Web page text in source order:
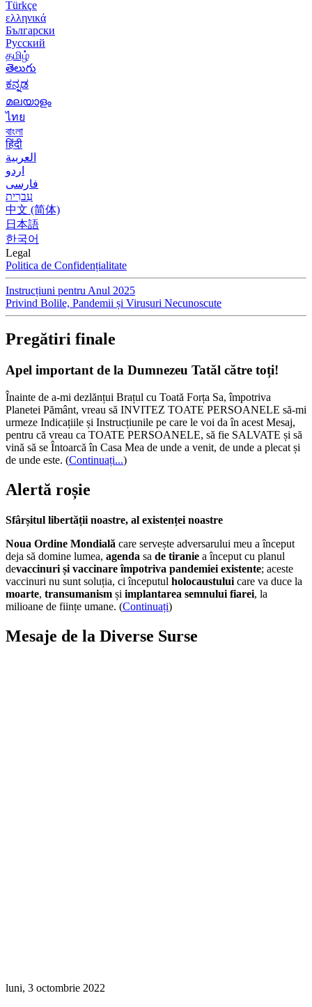
Türkçe
ελληνικά
Български
Русский
தமிழ்
తెలుగు
ಕನ್ನಡ
മലയാളം
ไทย
বাংলা
हिंदी
العربية
اردو
فارسی
עִברִית
中文 (简体)
日本語
한국어
Legal
Politica de Confidențialitate
Instrucțiuni pentru Anul 2025
Privind Bolile, Pandemii și Virusuri Necunoscute
Pregătiri finale
Apel important de la Dumnezeu Tatăl către toți!
Înainte de a-mi dezlănțui Brațul cu Toată Forța Sa, împotriva
Planetei Pământ, vreau să INVITEZ TOATE PERSOANELE să-mi
urmeze Indicațiile și Instrucțiunile pe care le voi da în acest Mesaj,
pentru că vreau ca TOATE PERSOANELE, să fie SALVATE și să
vină să se Întoarcă în Casa Mea de unde a venit, de unde a plecat și
de unde este. (Continuați...)
Alertă roșie
Sfârșitul libertății noastre, al existenței noastre
Noua Ordine Mondială care servește adversarului meu a început
deja să domine lumea, agenda sa de tiranie a început cu planul
devaccinuri și vaccinare împotriva pandemiei existente; aceste
vaccinuri nu sunt soluția, ci începutul holocaustului care va duce la
moarte, transumanism și implantarea semnului fiarei, la
milioane de ființe umane. (Continuați)
Mesaje de la Diverse Surse
luni, 3 octombrie 2022